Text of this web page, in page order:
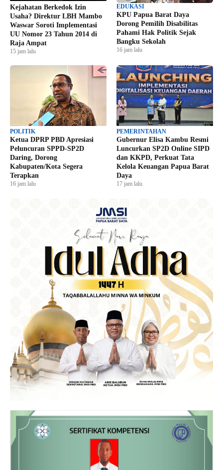
Kejahatan Berkedok Izin
Usaha? Direktur LBH Mambo
Waswar Soroti Implementasi
UU Nomor 23 Tahun 2014 di
Raja Ampat
15 jam lalu
EDUKASI
KPU Papua Barat Daya
Dorong Pemilih Disabilitas
Pahami Hak Politik Sejak
Bangku Sekolah
16 jam lalu
POLITIK
Ketua DPRP PBD Apresiasi
Peluncuran SPPD-SP2D
Daring, Dorong
Kabupaten/Kota Segera
Terapkan
16 jam lalu
PEMERINTAHAN
Gubernur Elisa Kambu Resmi
Luncurkan SP2D Online SIPD
dan KKPD, Perkuat Tata
Kelola Keuangan Papua Barat
Daya
17 jam lalu